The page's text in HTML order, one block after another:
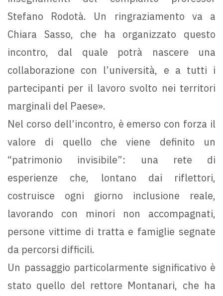
Stefano Rodotà. Un ringraziamento va a
Chiara Sasso, che ha organizzato questo
incontro, dal quale potrà nascere una
collaborazione con l’università, e a tutti i
partecipanti per il lavoro svolto nei territori
marginali del Paese».
Nel corso dell’incontro, è emerso con forza il
valore di quello che viene definito un
“patrimonio invisibile”: una rete di
esperienze che, lontano dai riflettori,
costruisce ogni giorno inclusione reale,
lavorando con minori non accompagnati,
persone vittime di tratta e famiglie segnate
da percorsi difficili.
Un passaggio particolarmente significativo è
stato quello del rettore Montanari, che ha